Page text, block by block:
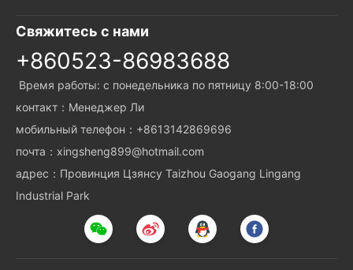
ремнем
предотвращающая падение,
подвесная сетка с подъемным
ремнем
Свяжитесь с нами
+860523-86983688
Время работы: с понедельника по пятницу 8:00-18:00
контакт：Менеджер Ли
мобильный телефон：+8613142869696
почта：xingsheng899@hotmail.com
адрес：Провинция Цзянсу Taizhou Gaogang Lingang
Industrial Park